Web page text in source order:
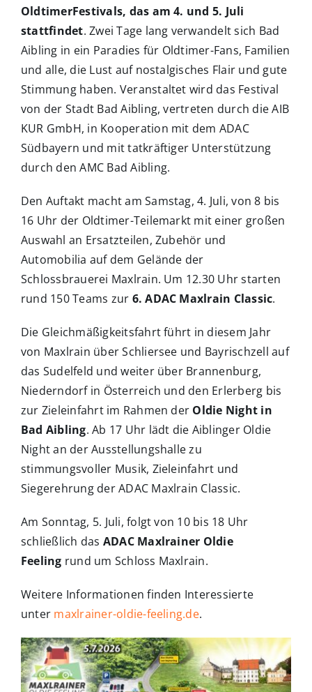
OldtimerFestivals, das am 4. und 5. Juli
stattfindet. Zwei Tage lang verwandelt sich Bad
Aibling in ein Paradies für Oldtimer-Fans, Familien
und alle, die Lust auf nostalgisches Flair und gute
Stimmung haben. Veranstaltet wird das Festival
von der Stadt Bad Aibling, vertreten durch die AIB
KUR GmbH, in Kooperation mit dem ADAC
Südbayern und mit tatkräftiger Unterstützung
durch den AMC Bad Aibling.
Den Auftakt macht am Samstag, 4. Juli, von 8 bis
16 Uhr der Oldtimer-Teilemarkt mit einer großen
Auswahl an Ersatzteilen, Zubehör und
Automobilia auf dem Gelände der
Schlossbrauerei Maxlrain. Um 12.30 Uhr starten
rund 150 Teams zur 6. ADAC Maxlrain Classic.
Die Gleichmäßigkeitsfahrt führt in diesem Jahr
von Maxlrain über Schliersee und Bayrischzell auf
das Sudelfeld und weiter über Brannenburg,
Niederndorf in Österreich und den Erlerberg bis
zur Zieleinfahrt im Rahmen der Oldie Night in
Bad Aibling. Ab 17 Uhr lädt die Aiblinger Oldie
Night an der Ausstellungshalle zu
stimmungsvoller Musik, Zieleinfahrt und
Siegerehrung der ADAC Maxlrain Classic.
Am Sonntag, 5. Juli, folgt von 10 bis 18 Uhr
schließlich das ADAC Maxlrainer Oldie
Feeling rund um Schloss Maxlrain.
Weitere Informationen finden Interessierte
unter maxlrainer-oldie-feeling.de.